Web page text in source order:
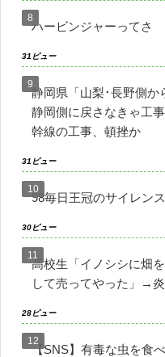
ハービンジャーってさ
31ビュー
静岡県「山梨･長野側か
静岡側に戻さなきゃ工
幹線の工事、頓挫か
31ビュー
98毎日王冠のサイレン
30ビュー
高校生「イノシシに畑
して売ってやった」→
28ビュー
【SNS】有毒な虫を食